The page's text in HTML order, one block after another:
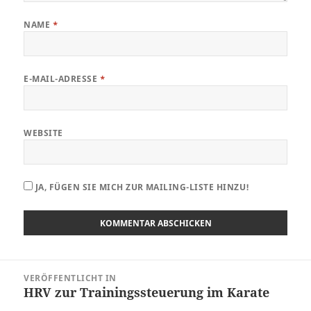
NAME *
E-MAIL-ADRESSE *
WEBSITE
JA, FÜGEN SIE MICH ZUR MAILING-LISTE HINZU!
VERÖFFENTLICHT IN
HRV zur Trainingssteuerung im Karate